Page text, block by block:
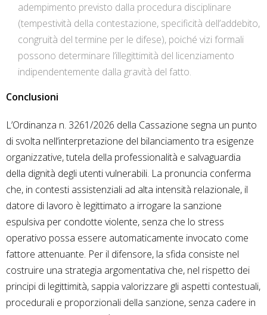
adempimento previsto dalla procedura disciplinare
(tempestività della contestazione, specificità dell’addebito,
congruità del termine per le difese), poiché vizi formali
possono determinare l’illegittimità del licenziamento
indipendentemente dalla gravità del fatto.
Conclusioni
L’Ordinanza n. 3261/2026 della Cassazione segna un punto
di svolta nell’interpretazione del bilanciamento tra esigenze
organizzative, tutela della professionalità e salvaguardia
della dignità degli utenti vulnerabili. La pronuncia conferma
che, in contesti assistenziali ad alta intensità relazionale, il
datore di lavoro è legittimato a irrogare la sanzione
espulsiva per condotte violente, senza che lo stress
operativo possa essere automaticamente invocato come
fattore attenuante. Per il difensore, la sfida consiste nel
costruire una strategia argomentativa che, nel rispetto dei
principi di legittimità, sappia valorizzare gli aspetti contestuali,
procedurali e proporzionali della sanzione, senza cadere in